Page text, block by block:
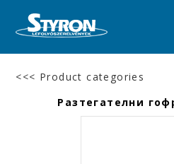
<<< Product categories
Разтегателни